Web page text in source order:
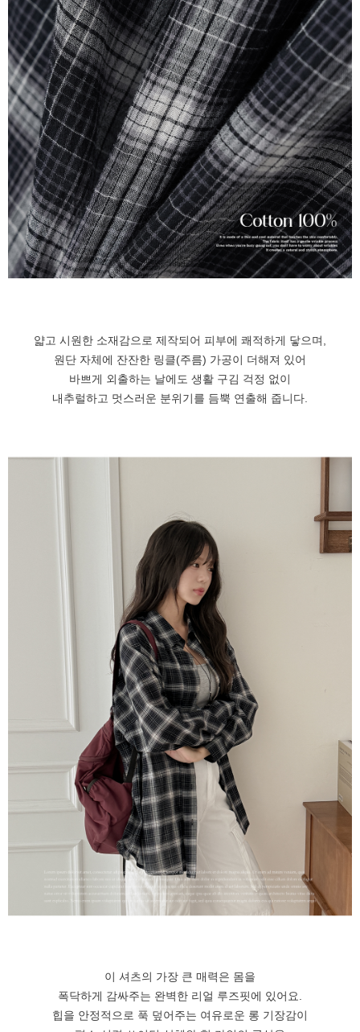
얇고 시원한 소재감으로 제작되어 피부에 쾌적하게 닿으며,
원단 자체에 잔잔한 링클(주름) 가공이 더해져 있어
바쁘게 외출하는 날에도 생활 구김 걱정 없이
내추럴하고 멋스러운 분위기를 듬뿍 연출해 줍니다.
이 셔츠의 가장 큰 매력은 몸을
폭닥하게 감싸주는 완벽한 리얼 루즈핏에 있어요.
힙을 안정적으로 푹 덮어주는 여유로운 롱 기장감이